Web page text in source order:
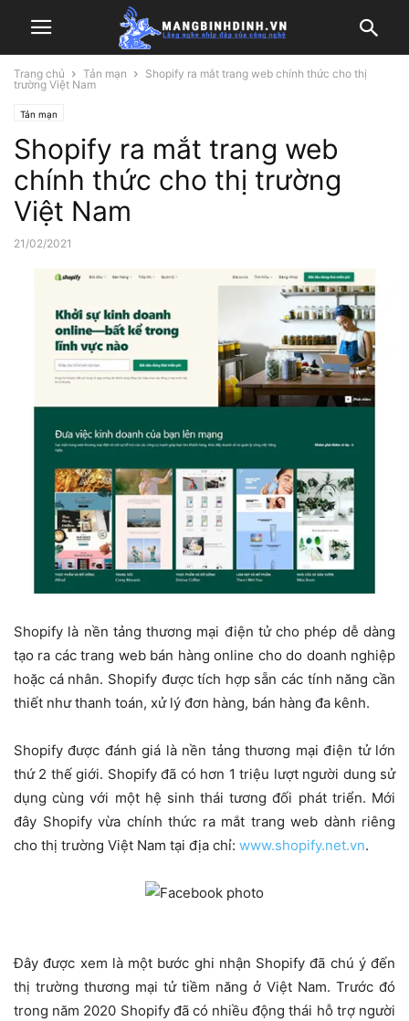
Trang chủ Tản mạn
Shopify ra mắt trang web chính thức cho thị
trường Việt Nam
Tản mạn
Shopify ra mắt trang web
chính thức cho thị trường
Việt Nam
21/02/2021
Shopify là nền tảng thương mại điện tử cho phép dễ dàng
tạo ra các trang web bán hàng online cho do doanh nghiệp
hoặc cá nhân. Shopify được tích hợp sẵn các tính năng cần
thiết như thanh toán, xử lý đơn hàng, bán hàng đa kênh.
Shopify được đánh giá là nền tảng thương mại điện tử lớn
thứ 2 thế giới. Shopify đã có hơn 1 triệu lượt người dung sử
dụng cùng với một hệ sinh thái tương đối phát triển. Mới
đây Shopify vừa chính thức ra mắt trang web dành riêng
cho thị trường Việt Nam tại địa chỉ: www.shopify.net.vn.
Đây được xem là một bước ghi nhận Shopify đã chú ý đến
thị trường thương mại tử tiềm năng ở Việt Nam. Trước đó
trong năm 2020 Shopify đã có nhiều động thái hỗ trợ người